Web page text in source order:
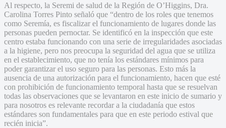
Al respecto, la Seremi de salud de la Región de O’Higgins, Dra.
Carolina Torres Pinto señaló que “dentro de los roles que tenemos
como Seremía, es fiscalizar el funcionamiento de lugares donde las
personas pueden pernoctar. Se identificó en la inspección que este
centro estaba funcionando con una serie de irregularidades asociadas
a la higiene, pero nos preocupa la seguridad del agua que se utiliza
en el establecimiento, que no tenía los estándares mínimos para
poder garantizar el uso seguro para las personas. Esto más la
ausencia de una autorización para el funcionamiento, hacen que esté
con prohibición de funcionamiento temporal hasta que se resuelvan
todas las observaciones que se levantaron en este inicio de sumario y
para nosotros es relevante recordar a la ciudadanía que estos
estándares son fundamentales para que en este periodo estival que
recién inicia”.